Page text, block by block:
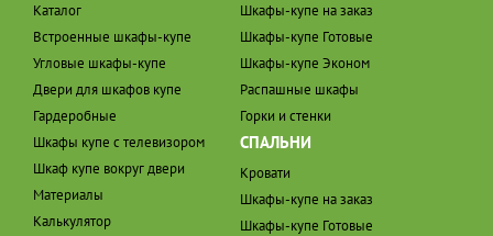
Каталог
Встроенные шкафы-купе
Угловые шкафы-купе
Двери для шкафов купе
Гардеробные
Шкафы купе с телевизором
Шкаф купе вокруг двери
Материалы
Калькулятор
Шкафы-купе на заказ
Шкафы-купе Готовые
Шкафы-купе Эконом
Распашные шкафы
Горки и стенки
СПАЛЬНИ
Кровати
Шкафы-купе на заказ
Шкафы-купе Готовые